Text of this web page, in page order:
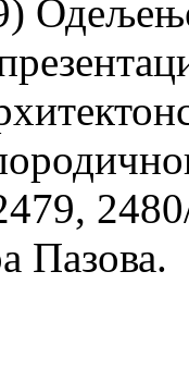
Пазова.